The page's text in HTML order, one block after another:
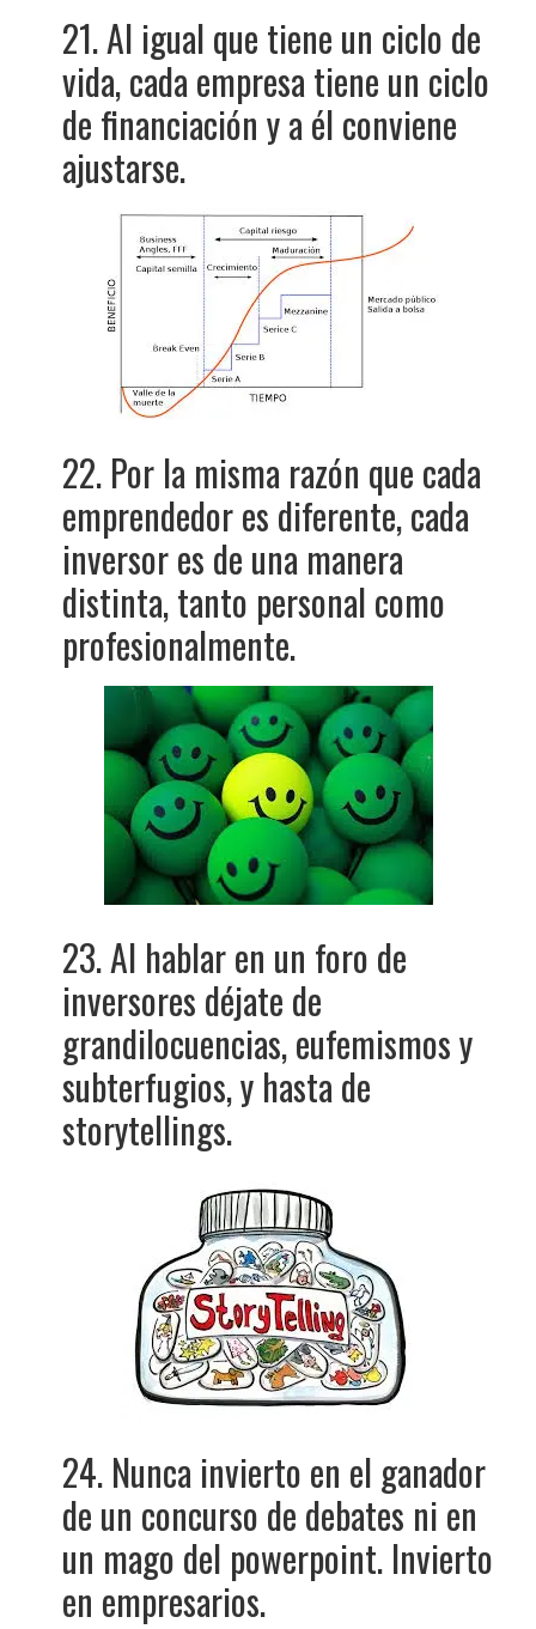
21. Al igual que tiene un ciclo de
vida, cada empresa tiene un ciclo
de financiación y a él conviene
ajustarse.
22. Por la misma razón que cada
emprendedor es diferente, cada
inversor es de una manera
distinta, tanto personal como
profesionalmente.
23. Al hablar en un foro de
inversores déjate de
grandilocuencias, eufemismos y
subterfugios, y hasta de
storytellings.
24. Nunca invierto en el ganador
de un concurso de debates ni en
un mago del powerpoint. Invierto
en empresarios.